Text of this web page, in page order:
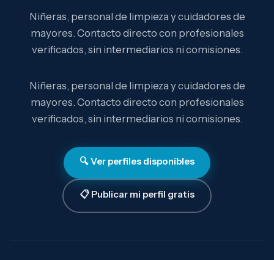
Niñeras, personal de limpieza y cuidadores de
mayores. Contacto directo con profesionales
verificados, sin intermediarios ni comisiones.
Niñeras, personal de limpieza y cuidadores de
mayores. Contacto directo con profesionales
verificados, sin intermediarios ni comisiones.
🔍 Ver perfiles disponibles
📋 Publicar mi perfil gratis